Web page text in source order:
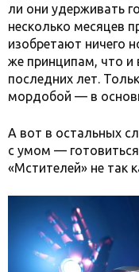
ли они удерживать
несколько месяцев
изобретают ничего
же принципам, что и
последних лет.
мордобой — в
А вот в остальных
с умом —
«Мстителей» не так